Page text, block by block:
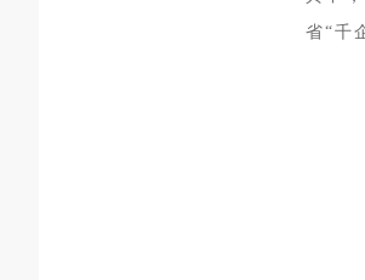
省“千